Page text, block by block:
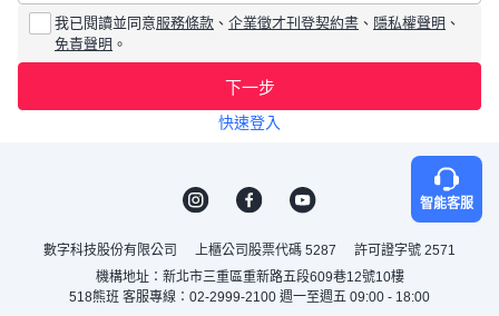
我已閱讀並同意服務條款 、 企業徵才刊登契約書 、 隱私權聲明 、
免責聲明 。
下一步
快速登入
智能客服
數字科技股份有限公司 上櫃公司股票代碼 5287
許可證字號 2571
機構地址：新北市三重區重新路五段609巷12號10樓
518熊班 客服專線：02-2999-2100 週一至週五 09:00 - 18:00